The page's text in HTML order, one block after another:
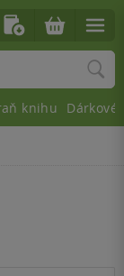
knihu Dárkové